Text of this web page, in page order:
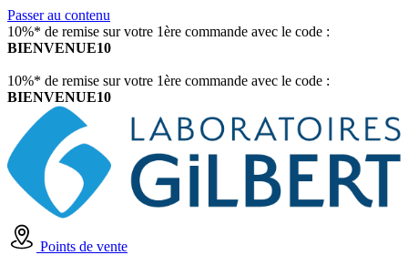
Passer au contenu
10%* de remise sur votre 1ère commande avec le code :
BIENVENUE10
10%* de remise sur votre 1ère commande avec le code :
BIENVENUE10
Points de vente